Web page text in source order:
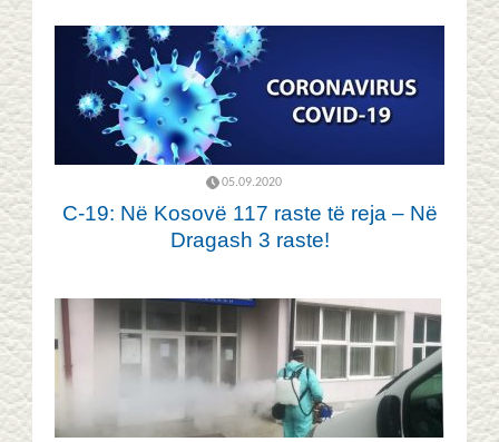
05.09.2020
C-19: Në Kosovë 117 raste të reja – Në
Dragash 3 raste!